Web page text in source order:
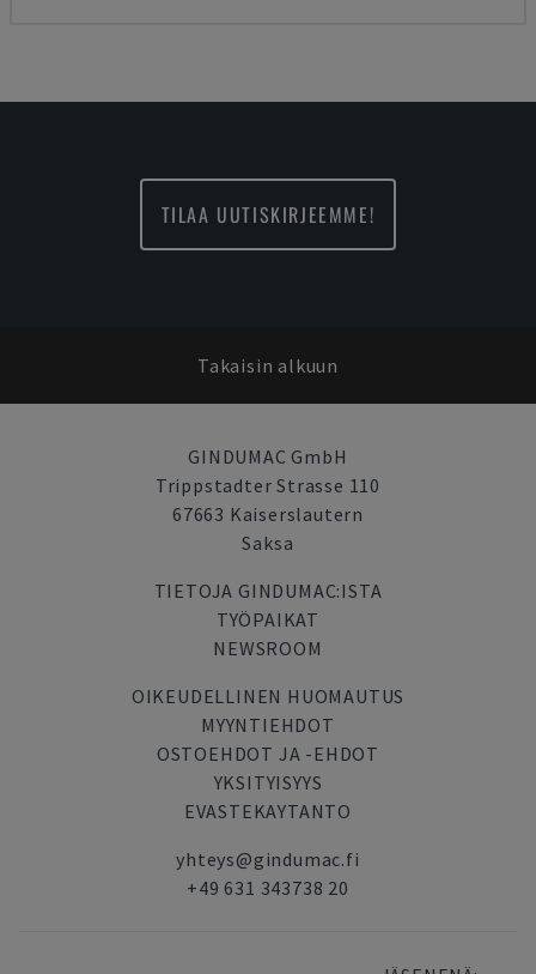
TILAA UUTISKIRJEEMME!
Takaisin alkuun
GINDUMAC GmbH
Trippstadter Strasse 110
67663 Kaiserslautern
Saksa
TIETOJA GINDUMAC:ISTA
TYÖPAIKAT
NEWSROOM
OIKEUDELLINEN HUOMAUTUS
MYYNTIEHDOT
OSTOEHDOT JA -EHDOT
YKSITYISYYS
EVASTEKAYTANTO
yhteys@gindumac.fi
+49 631 343738 20